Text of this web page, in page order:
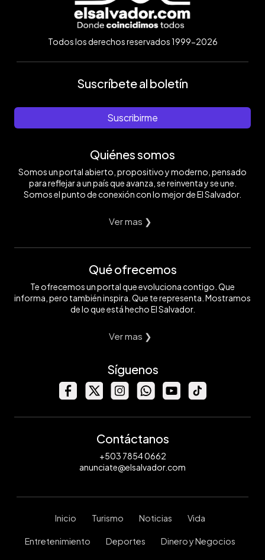
Todos los derechos reservados 1999-2026
Suscríbete al boletín
Suscribirme
Quiénes somos
Somos un portal abierto, propositivo y moderno, pensado
para reflejar a un país que avanza, se reinventa y se une.
Somos el punto de conexión con lo mejor de El Salvador.
Ver mas ❯
Qué ofrecemos
Te ofrecemos un portal que evoluciona contigo. Que
informa, pero también inspira. Que te representa. Mostramos
de lo que está hecho El Salvador.
Ver mas ❯
Síguenos
Contáctanos
+503 7854 0662
anunciate@elsalvador.com
Inicio Turismo Noticias Vida
Entretenimiento Deportes Dinero y Negocios